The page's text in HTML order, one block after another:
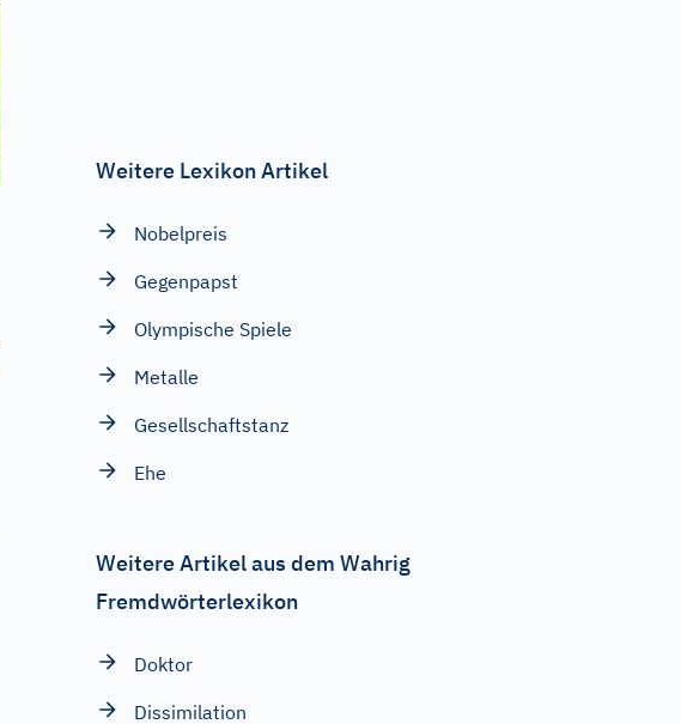
Weitere Lexikon Artikel
Nobelpreis
Gegenpapst
Olympische Spiele
Metalle
Gesellschaftstanz
Ehe
Weitere Artikel aus dem Wahrig
Fremdwörterlexikon
Doktor
Dissimilation